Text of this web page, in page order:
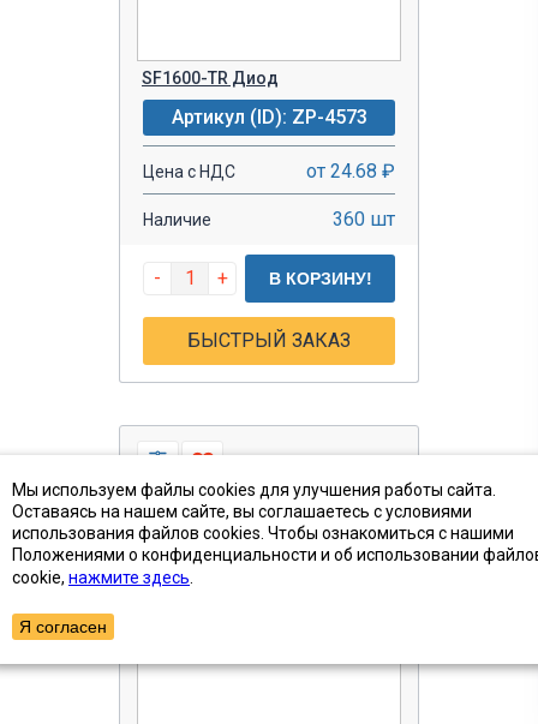
SF1600-TR Диод
Артикул (ID): ZP-4573
Цена с НДС от 24.68 ₽
Наличие 360 шт
- + В КОРЗИНУ!
БЫСТРЫЙ ЗАКАЗ
Мы используем файлы cookies для улучшения работы сайта.
Оставаясь на нашем сайте, вы соглашаетесь с условиями
использования файлов cookies. Чтобы ознакомиться с нашими
Положениями о конфиденциальности и об использовании
cookie, нажмите здесь
Я согласен